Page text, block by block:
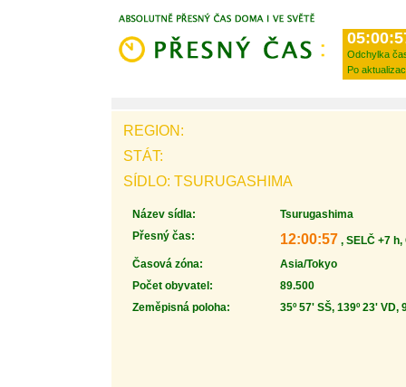
Odchylka
Po
REGION:
STÁT:
SÍDLO: TSURUGASHIMA
Název sídla:
Tsurugashima
Přesný čas:
12:00:57 , SELČ +7 h,
Časová zóna:
Asia/Tokyo
Počet obyvatel:
89.500
Zeměpisná poloha:
35º 57' SŠ, 139º 23' VD,